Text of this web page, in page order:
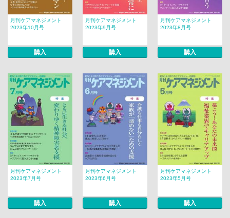
月刊ケアマネジメント
2023年10月号
購入
月刊ケアマネジメント
2023年9月号
購入
月刊ケアマネジメント
2023年8月号
購入
月刊ケアマネジメント
2023年7月号
購入
月刊ケアマネジメント
2023年6月号
購入
月刊ケアマネジメント
2023年5月号
購入